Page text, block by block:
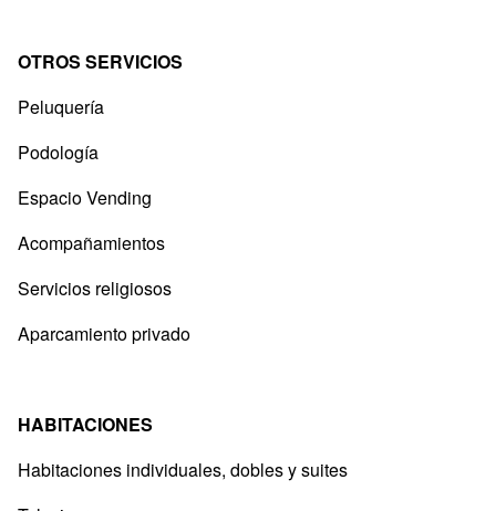
OTROS SERVICIOS
Peluquería
Podología
Espacio Vending
Acompañamientos
Servicios religiosos
Aparcamiento privado
HABITACIONES
Habitaciones individuales, dobles y suites